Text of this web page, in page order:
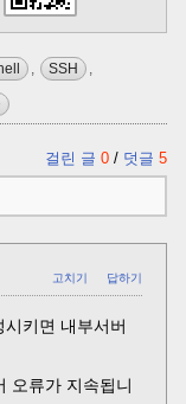
, SSH ,
걸린 글 0 / 덧글 5
고치기 답하기
키면 내부서버
오류가 지속됩니